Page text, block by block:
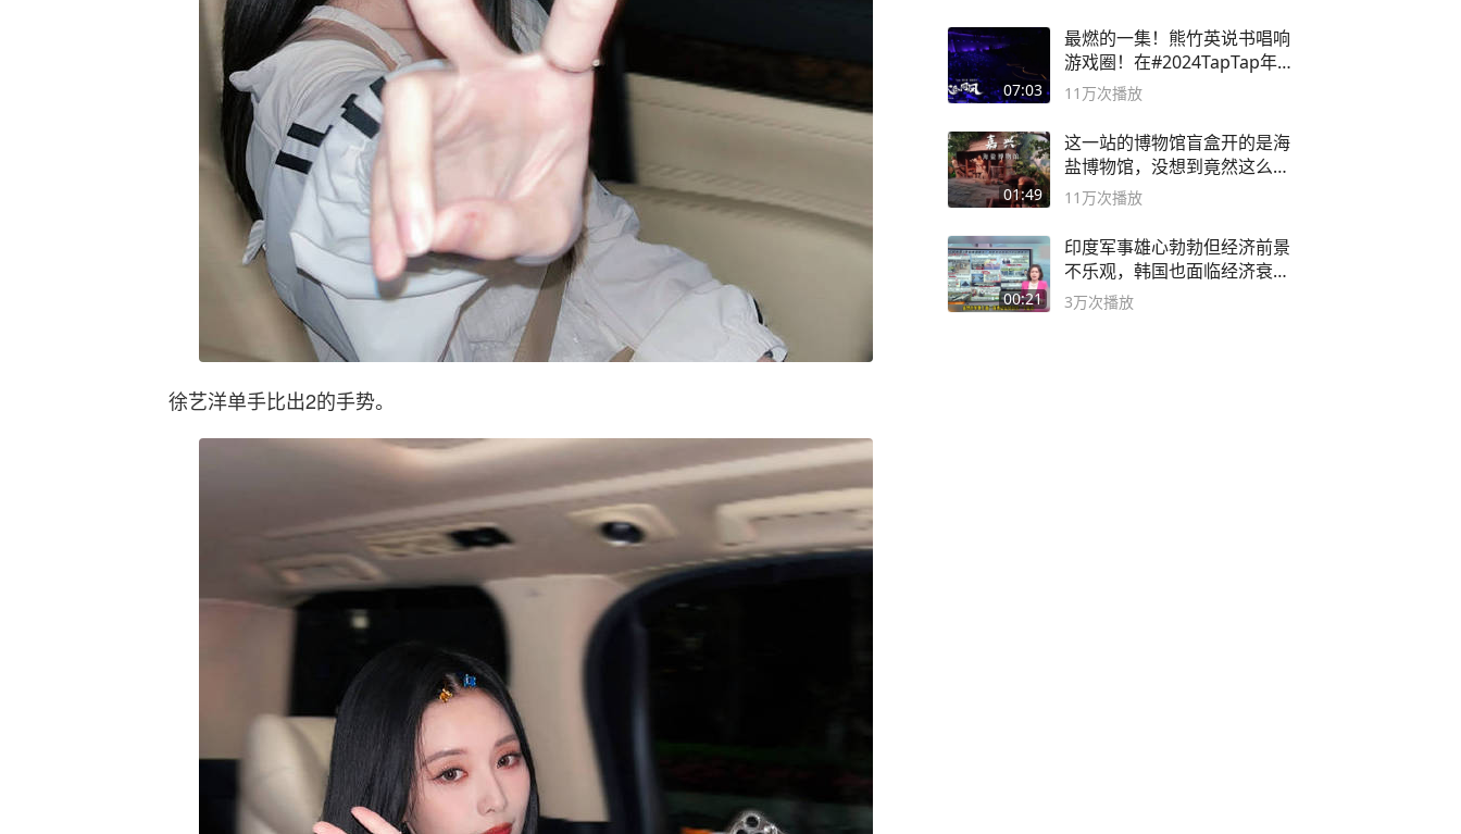
徐艺洋单手比出2的手势。
07:03
最燃的一集！熊竹英说书唱响
游戏圈！在#2024TapTap年
度游戏大赏
11万次播放
01:49
这一站的博物馆盲盒开的是海
盐博物馆，没想到竟然这么好
逛！
11万次播放
00:21
印度军事雄心勃勃但经济前景
不乐观，韩国也面临经济衰退
风险
3万次播放